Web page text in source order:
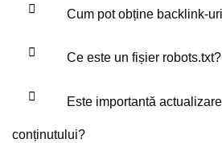
Cum pot obține backlink-
Ce este un fișier robots.txt?
Este importantă
conținutului?